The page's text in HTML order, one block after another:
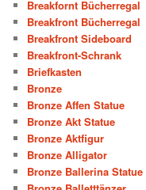
Breakfornt Bücherregal
Breakfront Bücherregal
Breakfront Sideboard
Breakfront-Schrank
Briefkasten
Bronze
Bronze Affen Statue
Bronze Akt Statue
Bronze Aktfigur
Bronze Alligator
Bronze Ballerina Statue